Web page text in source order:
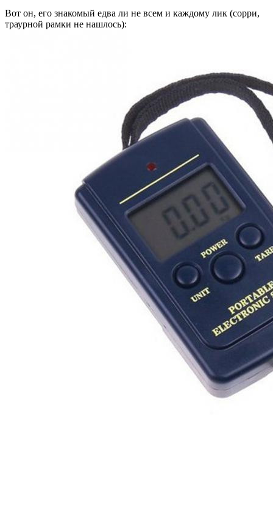
Вот он, его знакомый едва ли не всем и каждому лик (сорри,
траурной рамки не нашлось):